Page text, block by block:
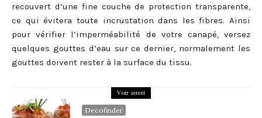
recouvert d’une fine couche de protection transparente,
ce qui évitera toute incrustation dans les fibres. Ainsi
pour vérifier l’imperméabilité de votre canapé, versez
quelques gouttes d’eau sur ce dernier, normalement les
gouttes doivent rester à la surface du tissu.
Voir aussi
Decofinder